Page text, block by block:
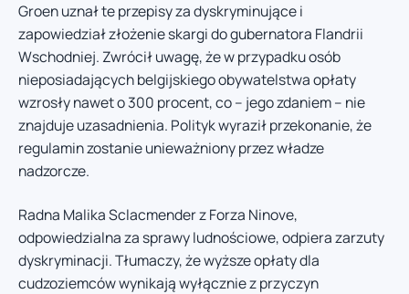
Groen uznał te przepisy za dyskryminujące i
zapowiedział złożenie skargi do gubernatora Flandrii
Wschodniej. Zwrócił uwagę, że w przypadku osób
nieposiadających belgijskiego obywatelstwa opłaty
wzrosły nawet o 300 procent, co – jego zdaniem – nie
znajduje uzasadnienia. Polityk wyraził przekonanie, że
regulamin zostanie unieważniony przez władze
nadzorcze.
Radna Malika Sclacmender z Forza Ninove,
odpowiedzialna za sprawy ludnościowe, odpiera zarzuty
dyskryminacji. Tłumaczy, że wyższe opłaty dla
cudzoziemców wynikają wyłącznie z przyczyn